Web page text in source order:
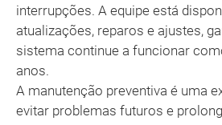
interrupções. A equipe está
atualizações, reparos e ajustes,
sistema continue a funcionar
anos.
A manutenção preventiva é uma
evitar problemas futuros e